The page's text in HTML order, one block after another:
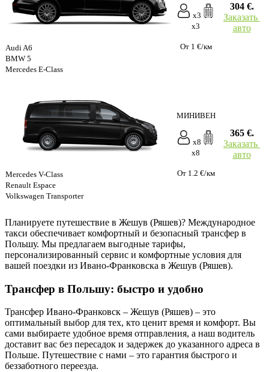
Audi A6
BMW 5
Mercedes E-Class
x3
x3
От 1 €/км
304 €.
Заказать
авто
Mercedes V-Class
Renault Espace
Volkswagen Transporter
МИНИВЕН
x8
x8
От 1.2 €/км
365 €.
Заказать
авто
Планируете путешествие в Жешув (Ряшев)? Международное
такси обеспечивает комфортный и безопасный трансфер в
Польшу. Мы предлагаем выгодные тарифы,
персонализированный сервис и комфортные условия для
вашей поездки из Ивано-Франковска в Жешув (Ряшев).
Трансфер в Польшу: быстро и удобно
Трансфер Ивано-Франковск – Жешув (Ряшев) – это
оптимальный выбор для тех, кто ценит время и комфорт. Вы
сами выбираете удобное время отправления, а наш водитель
доставит вас без пересадок и задержек до указанного адреса в
Польше. Путешествие с нами – это гарантия быстрого и
беззаботного переезда.